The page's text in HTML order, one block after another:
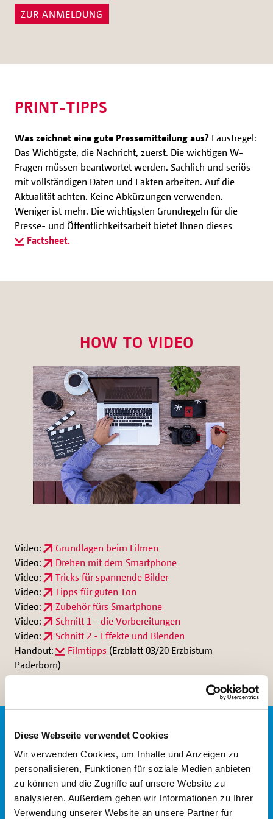
Diese Webseite verwendet Cookies
Wir verwenden Cookies, um Inhalte und Anzeigen zu
personalisieren, Funktionen für soziale Medien anbieten
zu können und die Zugriffe auf unsere Website zu
analysieren. Außerdem geben wir Informationen zu Ihrer
Verwendung unserer Website an unsere Partner für
ZUR ANMELDUNG
PRINT-TIPPS
Was zeichnet eine gute Pressemitteilung aus? Faustregel:
Das Wichtigste, die Nachricht, zuerst. Die wichtigen W-
Fragen müssen beantwortet werden. Sachlich und seriös
mit vollständigen Daten und Fakten arbeiten. Auf die
Aktualität achten. Keine Abkürzungen verwenden.
Weniger ist mehr. Die wichtigsten Grundregeln für die
Presse- und Öffentlichkeitsarbeit bietet Ihnen dieses
Factsheet.
HOW TO VIDEO
Video:
Grundlagen beim Filmen
Video:
Drehen mit dem Smartphone
Video:
Tricks für spannende Bilder
Video:
Tipps für guten Ton
Video:
Zubehör fürs Smartphone
Video:
Schnitt 1 - die Vorbereitungen
Video:
Schnitt 2 - Effekte und Blenden
Handout:
Filmtipps (Erzblatt 03/20 Erzbistum
Paderborn)